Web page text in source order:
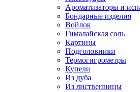
Ароматизаторы и
Бондарные изделия
Войлок
Гималайская соль
Картины
Подголовники
Термогигрометры
Купели
Из дуба
Из лиственницы